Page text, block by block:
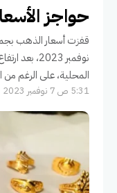
حواجز
نوفمبر
المحلية، على الرغم من
5:31 ص 7 نوفمبر 2023